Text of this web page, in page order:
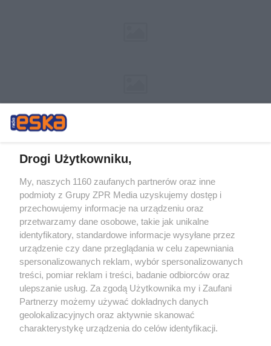
Żaden utwór zamieszczony w serwisie nie może być powielany i
rozpowszechniany lub dalej rozpowszechniany w jakikolwiek sposób (w
tym także elektroniczny lub mechaniczny) na jakimkolwiek polu
eksploatacji w jakiejkolwiek formie, włącznie z umieszczaniem w
Internecie bez pisemnej zgody właściciela praw. Jakiekolwiek użycie lub
wykorzystanie utworów w całości lub w części z naruszeniem prawa,
tzn. bez właściwej zgody, jest zabronione pod groźbą kary i może być
ścigane prawnie.
Drogi Użytkowniku,
My, naszych 1160 zaufanych partnerów oraz inne
podmioty z Grupy ZPR Media uzyskujemy dostęp i
przechowujemy informacje na urządzeniu oraz
przetwarzamy dane osobowe, takie jak unikalne
identyfikatory, standardowe informacje wysyłane przez
urządzenie czy dane przeglądania w celu zapewniania
spersonalizowanych reklam, wybór spersonalizowanych
treści, pomiar reklam i treści, badanie odbiorców oraz
ulepszanie usług. Za zgodą Użytkownika my i Zaufani
Partnerzy możemy używać dokładnych danych
geolokalizacyjnych oraz aktywnie skanować
charakterystykę urządzenia do celów identyfikacji.